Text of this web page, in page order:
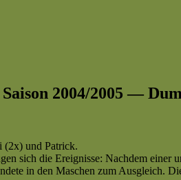
2004/2005 —
(2x) und Patrick.
sich die Ereignisse: Nachdem einer
in den Maschen zum Ausgleich.